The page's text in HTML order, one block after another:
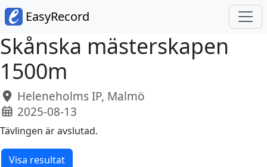
EasyRecord
Skånska mästerskapen
1500m
Heleneholms IP, Malmö
2025-08-13
Tävlingen är avslutad.
Visa resultat